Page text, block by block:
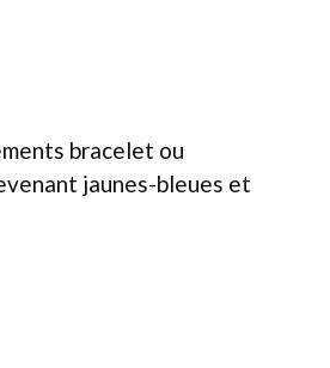
bracelet ou
jaunes-bleues et